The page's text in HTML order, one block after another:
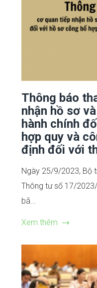
Thông báo
nhận hồ sơ
hành chính
hợp quy và
định đối với
Ngày 25/9/2023, Bộ
Thông tư số 17/
bã...
Xem thêm